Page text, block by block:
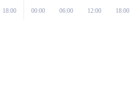
18:00 00:00 06:00 12:00 18:00